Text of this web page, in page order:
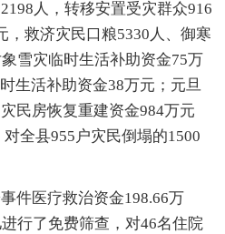
人，转移安置受灾群众916
，救济灾民口粮5330人、御寒
雪灾临时生活补助资金75万
生活补助资金38万元；元旦
民房恢复重建资金984万元
全县955户灾民倒塌的1500
件医疗救治资金198.66万
行了免费筛查，对46名住院